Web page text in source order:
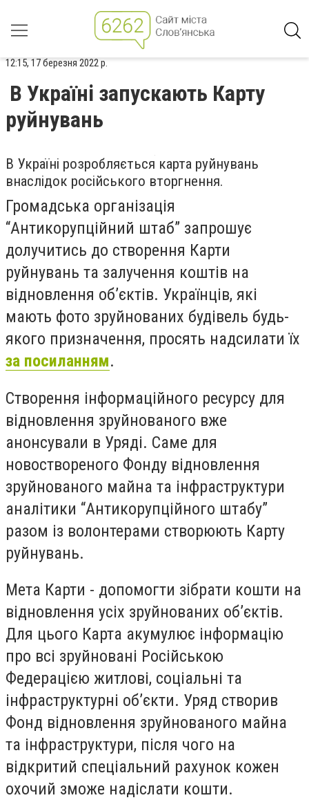
12:15, 17 березня 2022 р.
В Україні запускають Карту
руйнувань
В Україні розробляється карта руйнувань
внаслідок російського вторгнення.
Громадська організація
“Антикорупційний штаб” запрошує
долучитись до створення Карти
руйнувань та залучення коштів на
відновлення об’єктів. Українців, які
мають фото зруйнованих будівель будь-
якого призначення, просять надсилати їх
за посиланням.
Створення інформаційного ресурсу для
відновлення зруйнованого вже
анонсували в Уряді. Саме для
новоствореного Фонду відновлення
зруйнованого майна та інфраструктури
аналітики “Антикорупційного штабу”
разом із волонтерами створюють Карту
руйнувань.
Мета Карти - допомогти зібрати кошти на
відновлення усіх зруйнованих об’єктів.
Для цього Карта акумулює інформацію
про всі зруйновані Російською
Федерацією житлові, соціальні та
інфраструктурні об’єкти. Уряд створив
Фонд відновлення зруйнованого майна
та інфраструктури, після чого на
відкритий спеціальний рахунок кожен
охочий зможе надіслати кошти.